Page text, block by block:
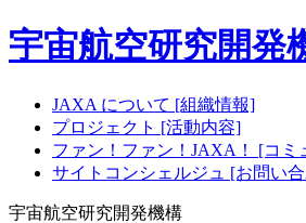
宇宙航空研究開発
JAXA について [組織情報]
プロジェクト [活動内容]
ファン！ファン！JAXA！ [コミ
サイトコンシェルジュ [お問い
宇宙航空研究開発機構